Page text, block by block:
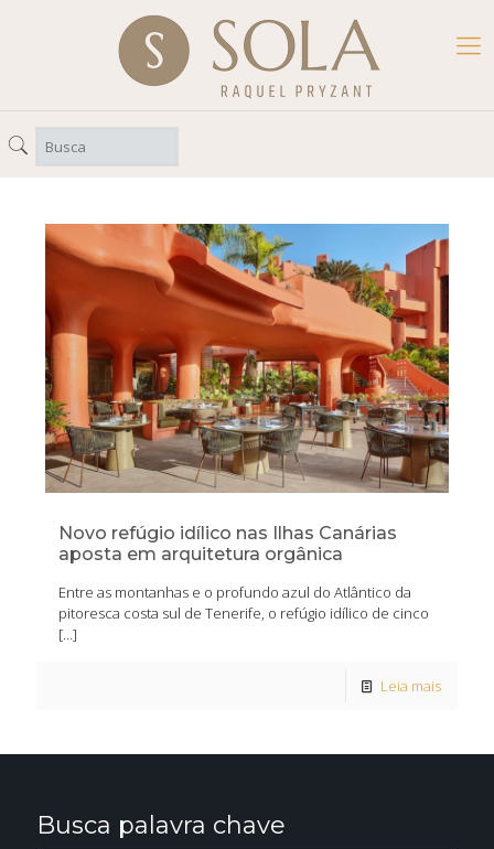
Novo refúgio idílico nas Ilhas Canárias
aposta em arquitetura orgânica
Entre as montanhas e o profundo azul do Atlântico da
pitoresca costa sul de Tenerife, o refúgio idílico de cinco
[…]
Leia mais
Busca palavra chave